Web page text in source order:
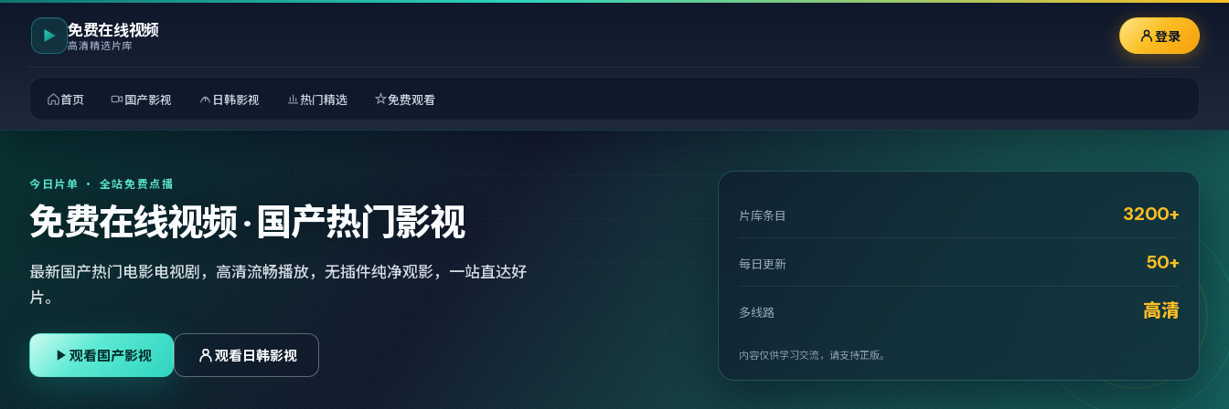
免费在线视频
高清精选片库 登录
首页 国产影视 日韩影视 热门精选 免费观看
今日片单 · 全站免费点播
免费在线视频 · 国产热门影视
最新国产热门电影电视剧，高清流畅播放，无插件纯净观影，一站直达好
片。
观看国产影视 观看日韩影视
片库条目 3200+
每日更新 50+
多线路 高清
内容仅供学习交流，请支持正版。